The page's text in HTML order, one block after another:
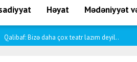
Həyat Mədəniyyət
Qalibaf: Bizə daha çox teatr lazım deyil..